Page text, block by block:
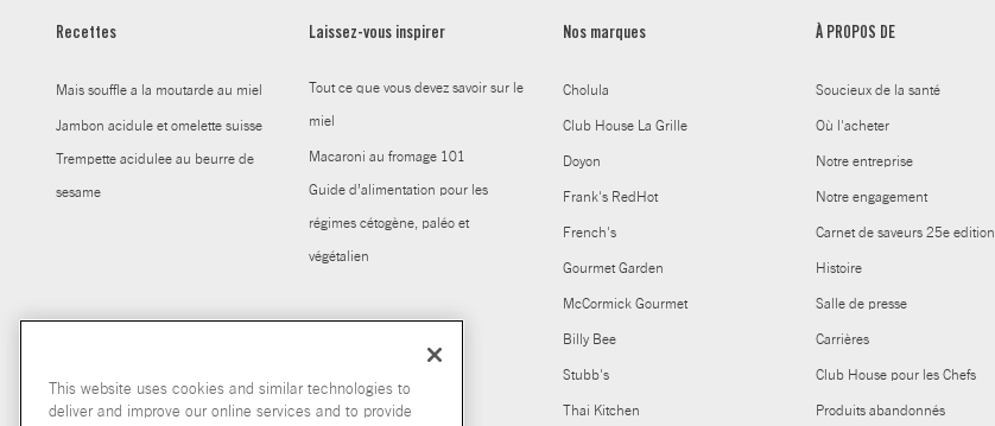
Recettes
Mais souffle a la moutarde au miel
Jambon acidule et omelette suisse
Trempette acidulee au beurre de
sesame
Laissez-vous inspirer
Tout ce que vous devez savoir sur le
miel
Macaroni au fromage 101
Guide d’alimentation pour les
régimes cétogène, paléo et
végétalien
Nos marques
Cholula
Club House La Grille
Doyon
Frank's RedHot
French's
Gourmet Garden
McCormick Gourmet
Billy Bee
Stubb's
Thai Kitchen
À PROPOS DE
Soucieux de la santé
Où l'acheter
Notre entreprise
Notre engagement
Carnet de saveurs 25e edition
Histoire
Salle de presse
Carrières
Club House pour les Chefs
Produits abandonnés
This website uses cookies and similar technologies to
deliver and improve our online services and to provide